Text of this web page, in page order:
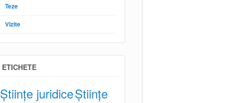
Teze
Vizite
ETICHETE
Științe juridiceȘtiințe